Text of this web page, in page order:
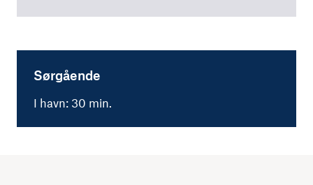
Sørgående
I havn: 30 min.